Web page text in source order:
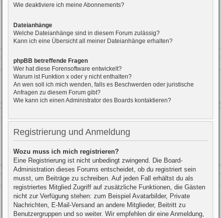
Wie deaktiviere ich meine Abonnements?
Dateianhänge
Welche Dateianhänge sind in diesem Forum zulässig?
Kann ich eine Übersicht all meiner Dateianhänge erhalten?
phpBB betreffende Fragen
Wer hat diese Forensoftware entwickelt?
Warum ist Funktion x oder y nicht enthalten?
An wen soll ich mich wenden, falls es Beschwerden oder juristische
Anfragen zu diesem Forum gibt?
Wie kann ich einen Administrator des Boards kontaktieren?
Registrierung und Anmeldung
Wozu muss ich mich registrieren?
Eine Registrierung ist nicht unbedingt zwingend. Die Board-
Administration dieses Forums entscheidet, ob du registriert sein
musst, um Beiträge zu schreiben. Auf jeden Fall erhältst du als
registriertes Mitglied Zugriff auf zusätzliche Funktionen, die Gästen
nicht zur Verfügung stehen: zum Beispiel Avatarbilder, Private
Nachrichten, E-Mail-Versand an andere Mitglieder, Beitritt zu
Benutzergruppen und so weiter. Wir empfehlen dir eine Anmeldung,